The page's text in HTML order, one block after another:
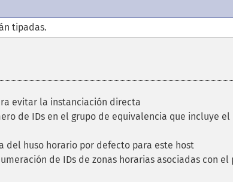
tipadas.
evitar la instanciación directa
de IDs en el grupo de equivalencia que incluye el
del huso horario por defecto para este host
de IDs de zonas horarias asociadas con el